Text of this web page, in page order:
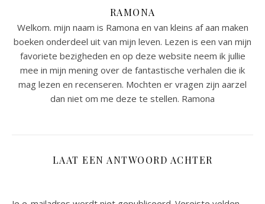
RAMONA
Welkom. mijn naam is Ramona en van kleins af aan maken
boeken onderdeel uit van mijn leven. Lezen is een van mijn
favoriete bezigheden en op deze website neem ik jullie
mee in mijn mening over de fantastische verhalen die ik
mag lezen en recenseren. Mochten er vragen zijn aarzel
dan niet om me deze te stellen. Ramona
LAAT EEN ANTWOORD ACHTER